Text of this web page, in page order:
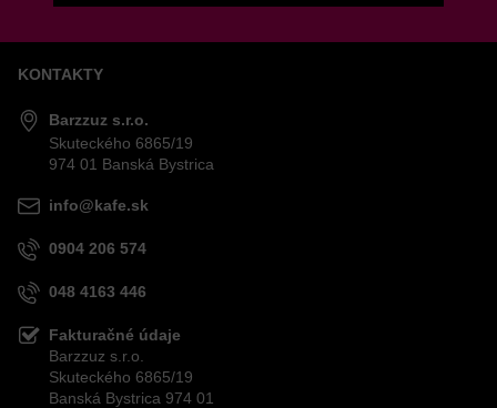
Odoslať
KONTAKTY
Barzzuz s.r.o.
Skuteckého 6865/19
974 01 Banská Bystrica
info@kafe.sk
0904 206 574
048 4163 446
Fakturačné údaje
Barzzuz s.r.o.
Skuteckého 6865/19
Banská Bystrica 974 01